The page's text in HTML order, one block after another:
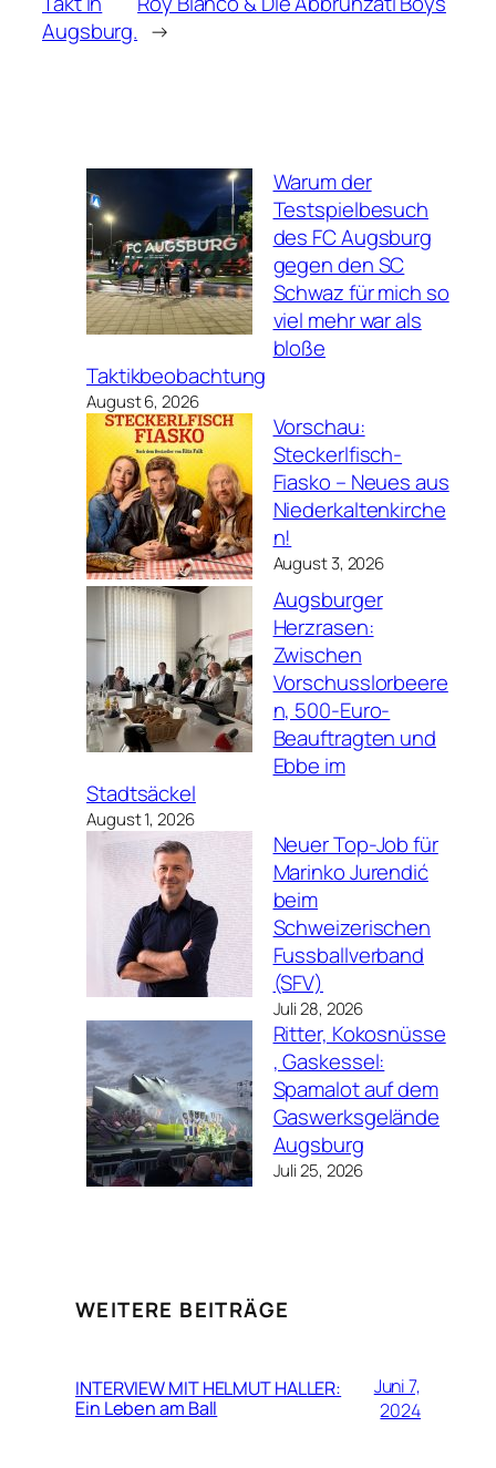
Augsburg. →
Warum der
Testspielbesuch
des FC Augsburg
gegen den SC
Schwaz für mich so
viel mehr war als
bloße
Taktikbeobachtung
August 6, 2026
Vorschau:
Steckerlfisch-
Fiasko – Neues aus
Niederkaltenkirche
n!
August 3, 2026
Augsburger
Herzrasen:
Zwischen
Vorschusslorbeere
n, 500-Euro-
Beauftragten und
Ebbe im
Stadtsäckel
August 1, 2026
Neuer Top-Job für
Marinko Jurendić
beim
Schweizerischen
Fussballverband
(SFV)
Juli 28, 2026
Ritter, Kokosnüsse
, Gaskessel:
Spamalot auf dem
Gaswerksgelände
Augsburg
Juli 25, 2026
WEITERE BEITRÄGE
INTERVIEW MIT HELMUT HALLER:
Ein Leben am Ball
Juni 7,
2024